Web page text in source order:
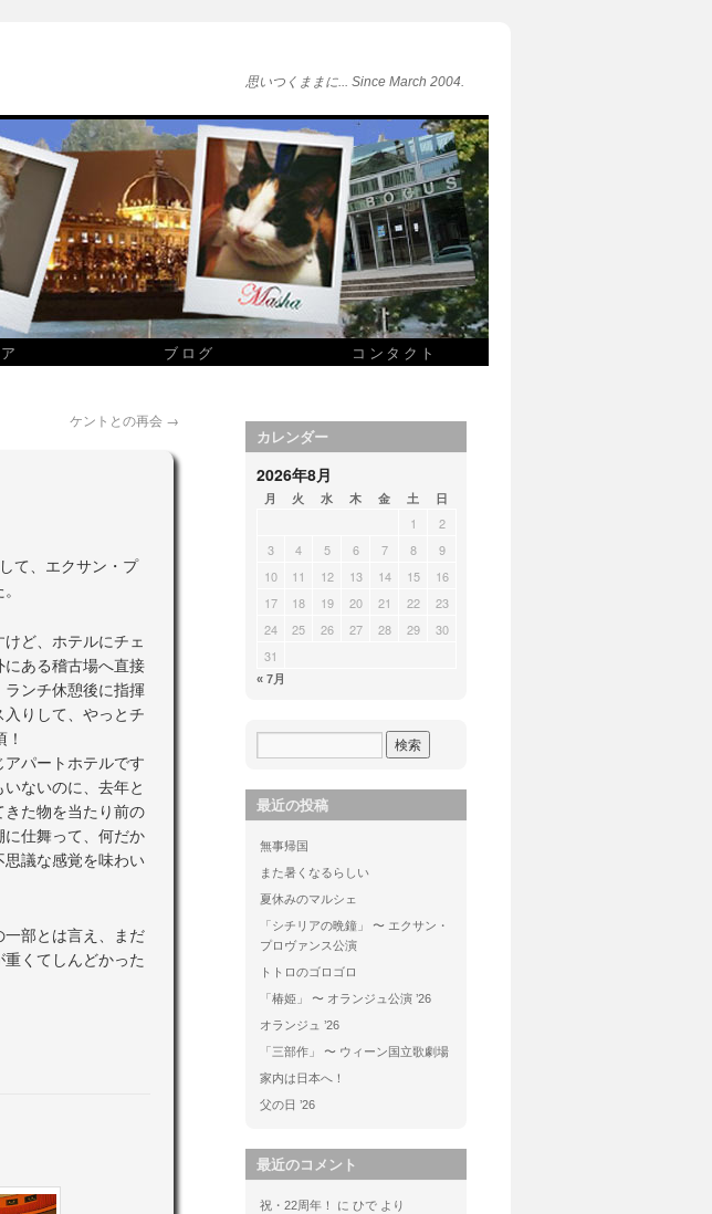
思いつくままに... Since March 2004.
ブログ コンタクト
ケントとの再会 →
て、エクサン・プ
ど、ホテルにチェ
にある稽古場へ直接
ンチ休憩後に指揮
りして、やっとチ
パートホテルです
ないのに、去年と
きた物を当たり前の
に仕舞って、何だか
思議な感覚を味わい
一部とは言え、まだ
くてしんどかった
カレンダー
2026年8月
月 火 水 木 金 土 日
1
2
3
4 5 6 7 8
9
10
11 12 13 14 15
16
17
18 19 20 21 22
23
24
25 26 27 28 29
30
31
« 7月
最近の投稿
無事帰国
また暑くなるらしい
夏休みのマルシェ
「シチリアの晩鐘」 〜 エクサン・
プロヴァンス公演
トトロのゴロゴロ
「椿姫」 〜 オランジュ公演 ’26
オランジュ ’26
「三部作」 〜 ウィーン国立歌劇場
家内は日本へ！
父の日 ’26
最近のコメント
祝・22周年！ に ひで より